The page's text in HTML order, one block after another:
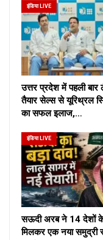
इंडिया LIVE
उत्तर प्रदेश में पहली बार
तैयार सेल्स से यूरिथ्रल
का सफल इलाज,…
इंडिया LIVE
सऊदी अरब ने 14 देशों
मिलकर एक नया समुद्री